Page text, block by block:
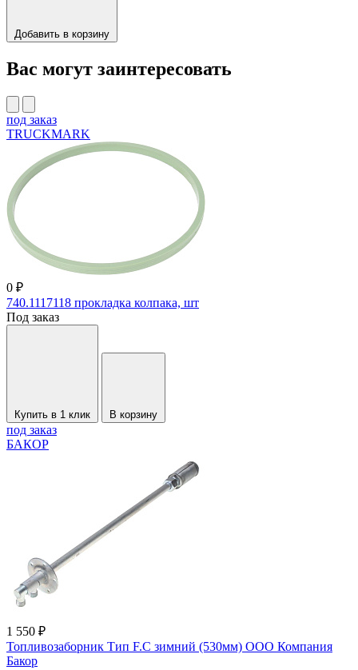
Добавить в корзину
Вас могут заинтересовать
под заказ
TRUCKMARK
0 ₽
740.1117118 прокладка колпака, шт
Под заказ
Купить в 1 клик В корзину
под заказ
БАКОР
1 550 ₽
Топливозаборник Тип F.C зимний (530мм) ООО Компания
Бакор